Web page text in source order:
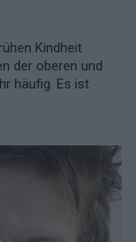
Kindheit
der oberen und
häufig. Es ist